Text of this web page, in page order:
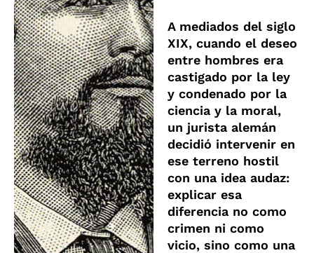
A mediados del siglo
XIX, cuando el deseo
entre hombres era
castigado por la ley
y condenado por la
ciencia y la moral,
un jurista alemán
decidió intervenir en
ese terreno hostil
con una idea audaz:
explicar esa
diferencia no como
crimen ni como
vicio, sino como una